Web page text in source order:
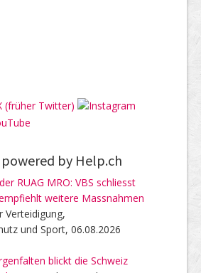
powered by Help.ch
RUAG MRO: VBS schliesst
weitere Massnahmen
Verteidigung,
und Sport, 06.08.2026
blickt die Schweiz